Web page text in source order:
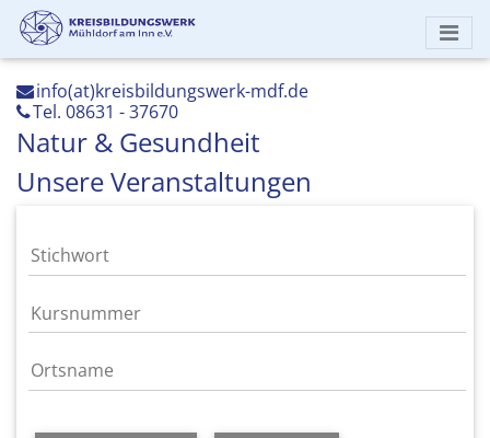
info(at)kreisbildungswerk-mdf.de
Tel. 08631 - 37670
Natur & Gesundheit
Unsere Veranstaltungen